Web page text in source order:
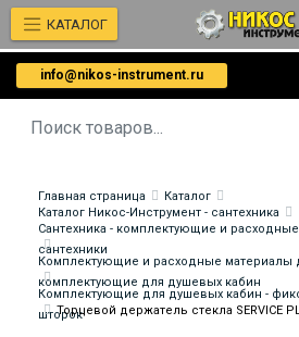
info@nikos-instrument.ru
КАТАЛОГ
Главная страница
Каталог
Каталог Никос-Инструмент - сантехника
Сантехника - комплектующие и
сантехники
Комплектующие и расходные материалы
комплектующие для душевых кабин
Комплектующие для душевых кабин -
шторок
Торцевой держатель стекла SERVICE